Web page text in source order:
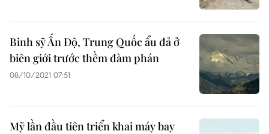
Binh sỹ Ấn Độ, Trung Quốc ẩu đả ở
biên giới trước thềm đàm phán
08/10/2021 07:51
Mỹ lần đầu tiên triển khai máy bay